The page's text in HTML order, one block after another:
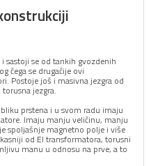
sastoji se od tankih gvozdenih
čega se drugačije ovi
Postoje još i masivna jezgra od
jezgra.
prstena i u svom radu imaju
Imaju manju veličinu, manju
spoljašnje magnetno polje i više
od EI transformatora, torusni
manu u odnosu na prve, a to